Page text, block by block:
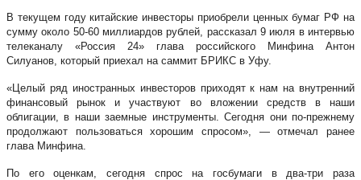
В текущем году китайские инвесторы приобрели ценных бумаг РФ на
сумму около 50-60 миллиардов рублей, рассказал 9 июля в интервью
телеканалу «Россия 24» глава российского Минфина Антон
Силуанов, который приехал на саммит БРИКС в Уфу.
«Целый ряд иностранных инвесторов приходят к нам на внутренний
финансовый рынок и участвуют во вложении средств в наши
облигации, в наши заемные инструменты. Сегодня они по-прежнему
продолжают пользоваться хорошим спросом», — отмечал ранее
глава Минфина.
По его оценкам, сегодня спрос на госбумаги в два-три раза